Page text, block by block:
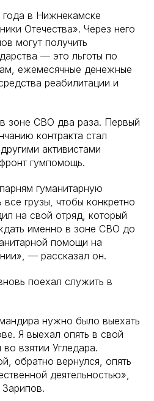
в Нижнекамске
Отечества». Через него
могут получить
— это льготы по
ежемесячные денежные
реабилитации и
зоне СВО два раза. Первый
контракта стал
активистами
гумпомощь.
гуманитарную
грузы, чтобы конкретно
на свой отряд, который
именно в зоне СВО до
помощи на
— рассказал он.
поехал служить в
нужно было выехать
Я выехал опять в свой
взятии Угледара.
обратно вернулся, опять
деятельностью»,